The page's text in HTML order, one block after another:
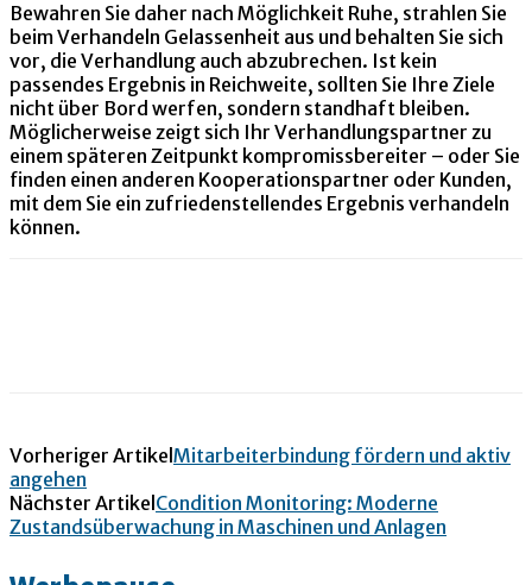
Bewahren Sie daher nach Möglichkeit Ruhe, strahlen Sie
beim Verhandeln Gelassenheit aus und behalten Sie sich
vor, die Verhandlung auch abzubrechen. Ist kein
passendes Ergebnis in Reichweite, sollten Sie Ihre Ziele
nicht über Bord werfen, sondern standhaft bleiben.
Möglicherweise zeigt sich Ihr Verhandlungspartner zu
einem späteren Zeitpunkt kompromissbereiter – oder Sie
finden einen anderen Kooperationspartner oder Kunden,
mit dem Sie ein zufriedenstellendes Ergebnis verhandeln
können.
Vorheriger Artikel Mitarbeiterbindung fördern und aktiv
angehen
Nächster Artikel Condition Monitoring: Moderne
Zustandsüberwachung in Maschinen und Anlagen